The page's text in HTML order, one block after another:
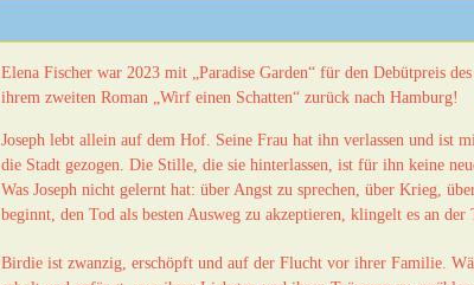
Elena Fischer war 2023 mit „Paradise Garden“ für den Debütpreis
ihrem zweiten Roman „Wirf einen Schatten“ zurück nach Hamburg!
Joseph lebt allein auf dem Hof. Seine Frau hat ihn verlassen und ist
die Stadt gezogen. Die Stille, die sie hinterlassen, ist für ihn keine
Was Joseph nicht gelernt hat: über Angst zu sprechen, über Krieg,
beginnt, den Tod als besten Ausweg zu akzeptieren, klingelt es an der
Birdie ist zwanzig, erschöpft und auf der Flucht vor ihrer Familie.